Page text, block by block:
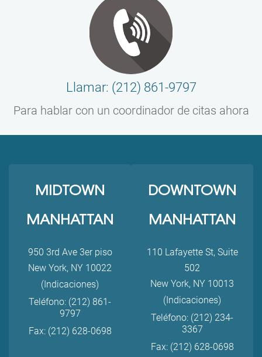
Llamar: (212) 861-9797
Para hablar con un coordinador de citas ahora
MIDTOWN
MANHATTAN
950 3rd Ave 3er piso
New York, NY 10022
(Indicaciones)
Teléfono: (212) 861-
9797
Fax: (212) 628-0698
DOWNTOWN
MANHATTAN
110 Lafayette St, Suite
502
New York, NY 10013
(Indicaciones)
Teléfono: (212) 234-
3367
Fax: (212) 628-0698